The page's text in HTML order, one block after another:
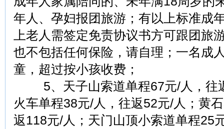
年人、孕妇报团旅游；有以上标准成
上老人需签定免责协议书方可跟团旅
也不包括任何保险，请自理；一名成
童，超过按小孩收费；
5、天子山索道单程67元/人，往
火车单程38元/人，往返52元/人；黄
返118元/人；天门山顶小索道单程25